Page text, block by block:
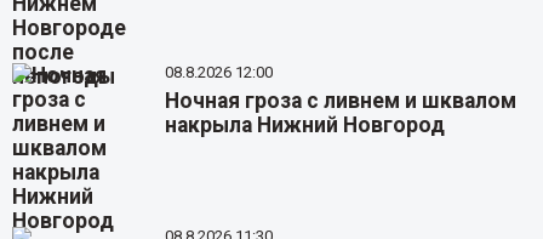
08.8.2026 12:00
Ночная гроза с ливнем и шквалом
накрыла Нижний Новгород